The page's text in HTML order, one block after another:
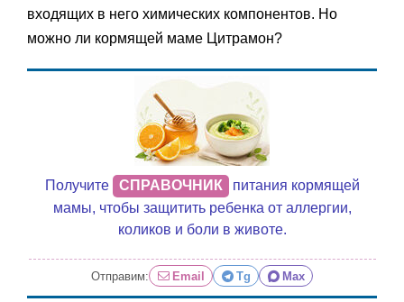
входящих в него химических компонентов. Но
можно ли кормящей маме Цитрамон?
Получите СПРАВОЧНИК
питания кормящей
мамы, чтобы защитить ребенка от аллергии,
коликов и боли в животе.
Отправим: Email Tg Max